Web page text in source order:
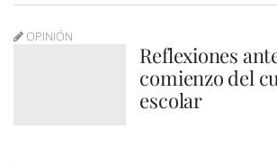
OPINIÓN
Reflexiones
comienzo del
escolar